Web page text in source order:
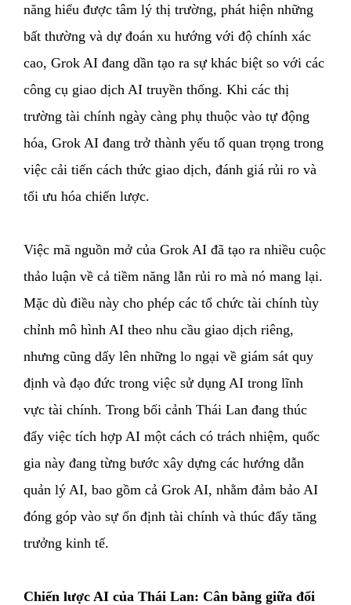
năng hiểu được tâm lý thị trường, phát hiện những
bất thường và dự đoán xu hướng với độ chính xác
cao, Grok AI đang dần tạo ra sự khác biệt so với các
công cụ giao dịch AI truyền thống. Khi các thị
trường tài chính ngày càng phụ thuộc vào tự động
hóa, Grok AI đang trở thành yếu tố quan trọng trong
việc cải tiến cách thức giao dịch, đánh giá rủi ro và
tối ưu hóa chiến lược.
Việc mã nguồn mở của Grok AI đã tạo ra nhiều cuộc
thảo luận về cả tiềm năng lẫn rủi ro mà nó mang lại.
Mặc dù điều này cho phép các tổ chức tài chính tùy
chỉnh mô hình AI theo nhu cầu giao dịch riêng,
nhưng cũng dấy lên những lo ngại về giám sát quy
định và đạo đức trong việc sử dụng AI trong lĩnh
vực tài chính. Trong bối cảnh Thái Lan đang thúc
đẩy việc tích hợp AI một cách có trách nhiệm, quốc
gia này đang từng bước xây dựng các hướng dẫn
quản lý AI, bao gồm cả Grok AI, nhằm đảm bảo AI
đóng góp vào sự ổn định tài chính và thúc đẩy tăng
trưởng kinh tế.
Chiến lược AI của Thái Lan: Cân bằng giữa đổi